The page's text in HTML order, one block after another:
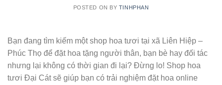
POSTED ON BY TINHPHAN
Bạn đang tìm kiếm một shop hoa tươi tại xã Liên Hiệp –
Phúc Thọ để đặt hoa tặng người thân, bạn bè hay đối tác
nhưng lại không có thời gian đi lại? Đừng lo! Shop hoa
tươi Đại Cát sẽ giúp bạn có trải nghiệm đặt hoa online